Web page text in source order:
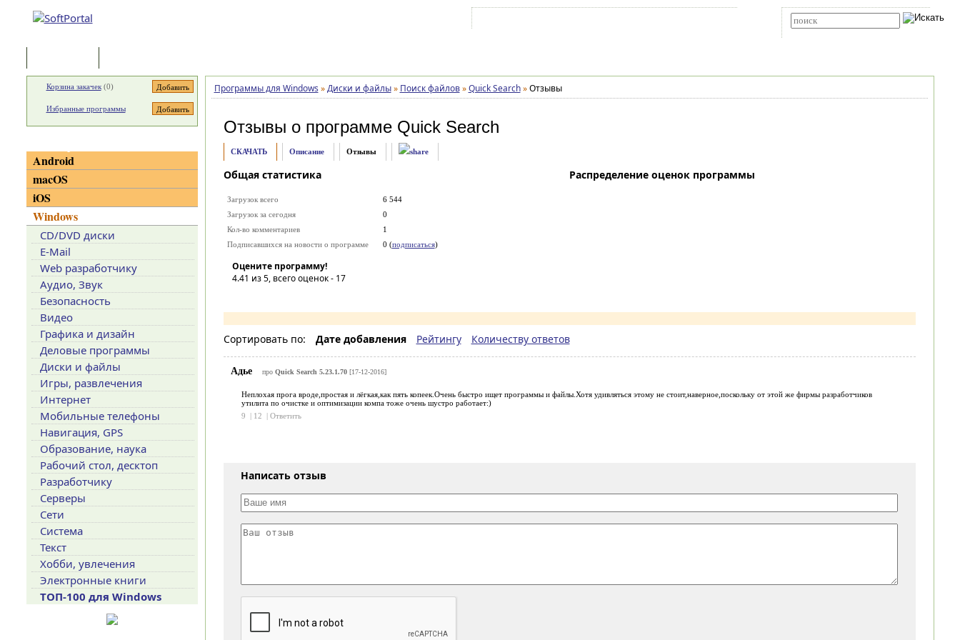
Программы для Windows » Диски и файлы » Поиск файлов » Quick Search » Отзывы
Отзывы о программе Quick Search
СКАЧАТЬ Описание Отзывы
Общая статистика
Загрузок всего
6 544
Загрузок за сегодня
0
Кол-во комментариев
1
Подписавшихся на новости о программе
0 (подписаться)
Оцените программу!
4.41 из 5, всего оценок - 17
Распределение оценок программы
Сортировать по: Дате добавления Рейтингу Количеству ответов
Адье про Quick Search 5.23.1.70[17-12-2016]
Неплохая прога вроде,простая и лёгкая,как пять копеек.Очень быстро ищет программы и файлы.Хотя удивляться этому не стоит,наверное,поскольку от этой же фирмы разработчиков
утилита по очистке и оптимизации компа тоже очень шустро работает:)
9
| 12 | Ответить
Написать отзыв
Корзина закачек(0)
Избранные программы
Android
macOS
iOS
Windows
CD/DVD диски
E-Mail
Web разработчику
Аудио, Звук
Безопасность
Видео
Графика и дизайн
Деловые программы
Диски и файлы
Игры, развлечения
Интернет
Мобильные телефоны
Навигация, GPS
Образование, наука
Рабочий стол, десктоп
Разработчику
Серверы
Сети
Система
Текст
Хобби, увлечения
Электронные книги
ТОП-100 для Windows